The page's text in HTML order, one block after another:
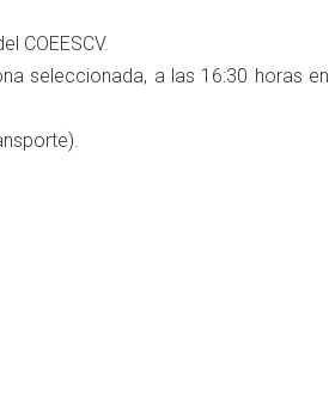
COEESCV.
seleccionada, a las 16:30 horas